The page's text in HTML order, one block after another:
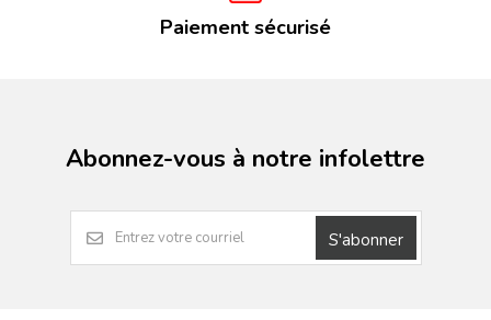
Paiement sécurisé
Abonnez-vous à notre infolettre
S'abonner